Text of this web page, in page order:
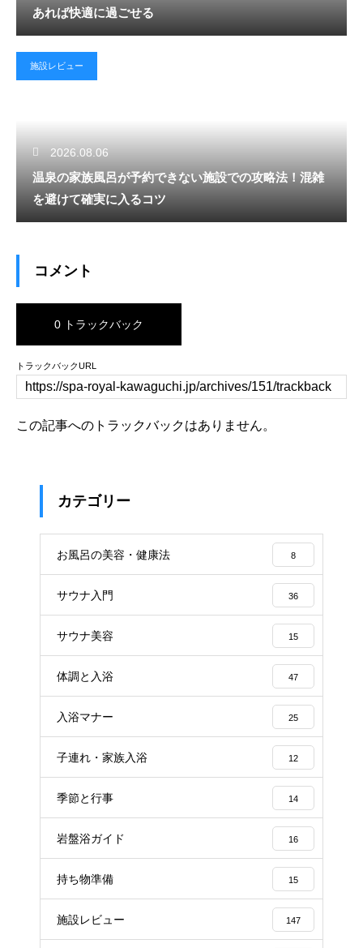
あれば快適に過ごせる
施設レビュー
2026.08.06
温泉の家族風呂が予約できない施設での攻略法！混雑
を避けて確実に入るコツ
コメント
0 トラックバック
トラックバックURL
この記事へのトラックバックはありません。
カテゴリー
お風呂の美容・健康法 8
サウナ入門 36
サウナ美容 15
体調と入浴 47
入浴マナー 25
子連れ・家族入浴 12
季節と行事 14
岩盤浴ガイド 16
持ち物準備 15
施設レビュー 147